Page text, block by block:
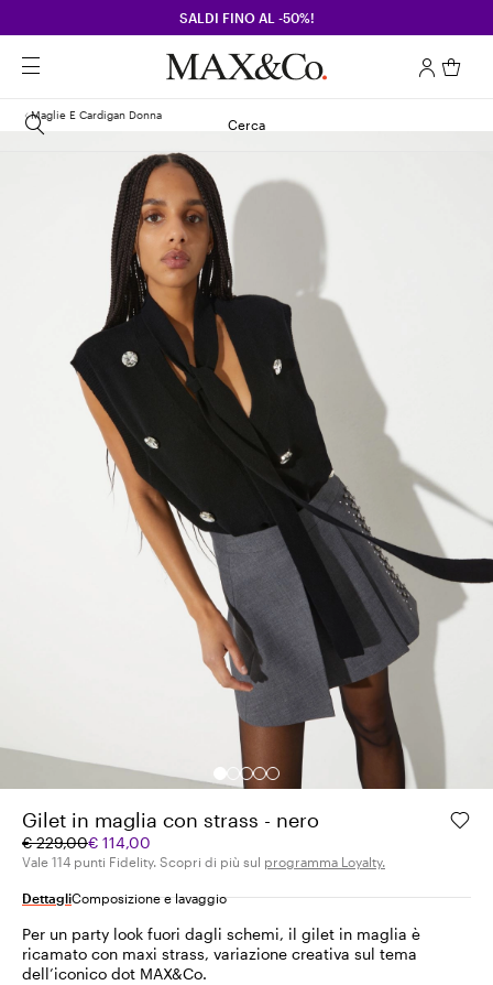
SALDI FINO AL -50%!
Cerca
Maglie E Cardigan Donna
Gilet in maglia con strass - nero
€ 229,00€ 114,00
Prezzo
originale
229,00
Prezzo
corrente
114,00
Vale 114 punti Fidelity. Scopri di più sul programma Loyalty.
DettagliComposizione e lavaggio
Per un party look fuori dagli schemi, il gilet in maglia è
ricamato con maxi strass, variazione creativa sul tema
dell’iconico dot MAX&Co.